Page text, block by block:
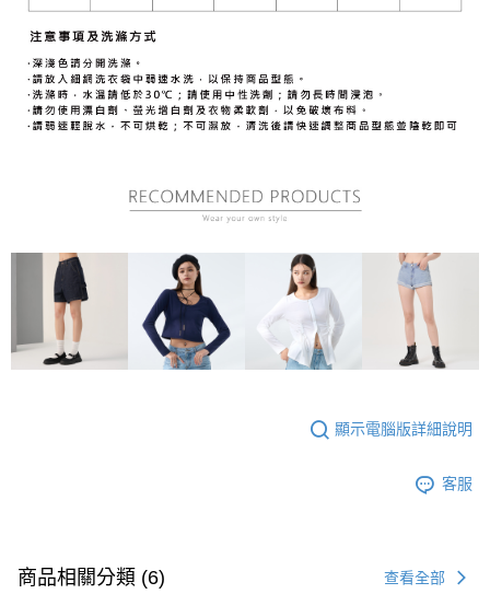
顯示電腦版詳細說明
客服
商品相關分類 (6) 查看全部